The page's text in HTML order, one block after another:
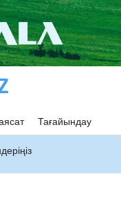
Тағайындау